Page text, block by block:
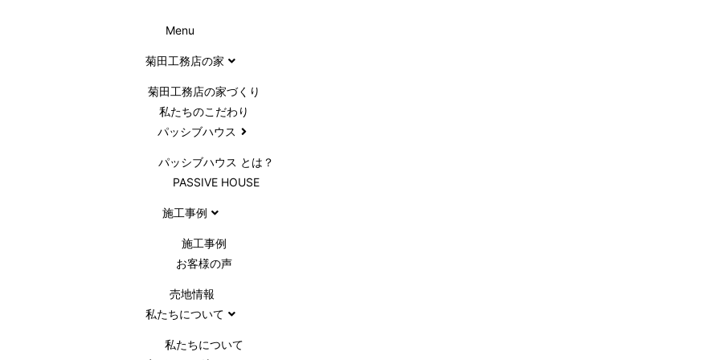
Menu
菊田工務店の家
菊田工務店の家づくり​
私たちのこだわり
パッシブハウス
パッシブハウス とは？
PASSIVE HOUSE
施工事例
施⼯事例
お客様の声
売地情報
私たちについて
私たちについて